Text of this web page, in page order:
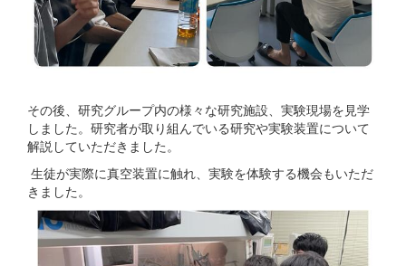
その後、研究グループ内の様々な研究施設、実験現場を見学
しました。研究者が取り組んでいる研究や実験装置について
解説していただきました。
生徒が実際に真空装置に触れ、実験を体験する機会もいただ
きました。